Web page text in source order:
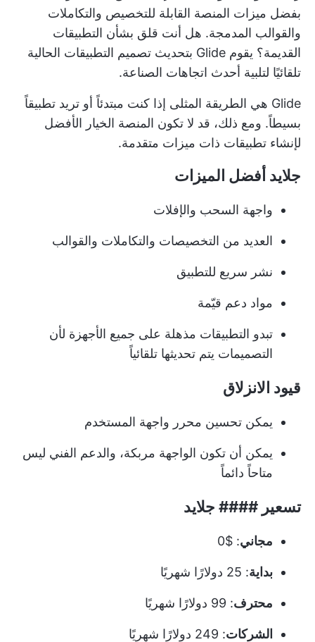
بفضل ميزات المنصة القابلة للتخصيص والتكاملات
والقوالب المدمجة. هل أنت قلق بشأن التطبيقات
القديمة؟ يقوم Glide بتحديث تصميم التطبيقات الحالية
تلقائيًا لتلبية أحدث اتجاهات الصناعة.
Glide هي الطريقة المثلى إذا كنت مبتدئاً أو تريد تطبيقاً
بسيطاً. ومع ذلك، قد لا تكون المنصة الخيار الأفضل
لإنشاء تطبيقات ذات ميزات متقدمة.
جلايد أفضل الميزات
واجهة السحب والإفلات
العديد من التخصيصات والتكاملات والقوالب
نشر سريع للتطبيق
مواد دعم قيّمة
تبدو التطبيقات مذهلة على جميع الأجهزة لأن
التصميمات يتم تحديثها تلقائياً
قيود الانزلاق
يمكن تحسين محرر واجهة المستخدم
يمكن أن تكون الواجهة مربكة، والدعم الفني ليس
متاحاً دائماً
تسعير #### جلايد
مجاني: $0
بداية: 25 دولارًا شهريًا
محترف: 99 دولارًا شهريًا
الشركات: 249 دولارًا شهريًا